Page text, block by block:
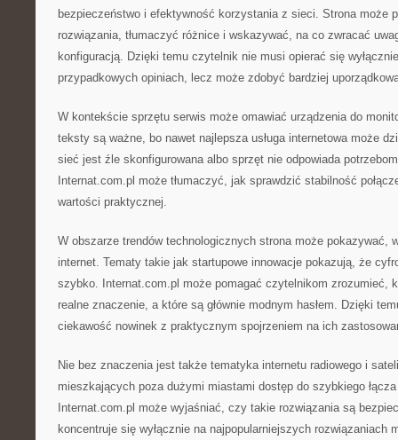
bezpieczeństwo i efektywność korzystania z sieci. Strona może
rozwiązania, tłumaczyć różnice i wskazywać, na co zwracać
konfiguracją. Dzięki temu czytelnik nie musi opierać się
przypadkowych opiniach, lecz może zdobyć bardziej
W kontekście sprzętu serwis może omawiać urządzenia do
teksty są ważne, bo nawet najlepsza usługa internetowa może
sieć jest źle skonfigurowana albo sprzęt nie odpowiada
Internat.com.pl może tłumaczyć, jak sprawdzić stabilność
wartości praktycznej.
W obszarze trendów technologicznych strona może pokazywać,
internet. Tematy takie jak startupowe innowacje pokazują, że
szybko. Internat.com.pl może pomagać czytelnikom zrozumieć,
realne znaczenie, a które są głównie modnym hasłem. Dzięki
ciekawość nowinek z praktycznym spojrzeniem na ich
Nie bez znaczenia jest także tematyka internetu radiowego i
mieszkających poza dużymi miastami dostęp do szybkiego
Internat.com.pl może wyjaśniać, czy takie rozwiązania są
koncentruje się wyłącznie na najpopularniejszych rozwiązaniach